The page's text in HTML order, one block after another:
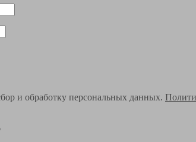
и обработку персональных данных.